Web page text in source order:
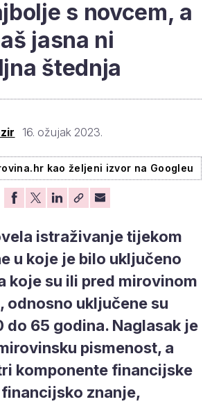
s novcem, a
jasna ni
štednja
16. ožujak 2023.
kao željeni izvor na Googleu
istraživanje tijekom
u koje je bilo uključeno
koje su ili pred mirovinom
odnosno uključene su
do 65 godina. Naglasak je
pismenost, a
komponente financijske
znanje,